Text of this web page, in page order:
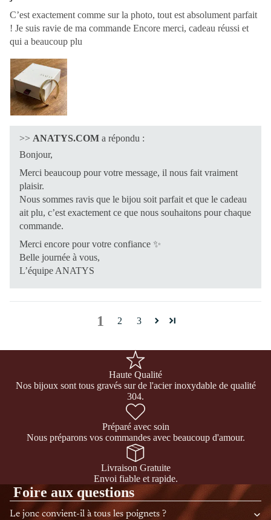
C’est exactement comme sur la photo, tout est absolument parfait
! Je suis ravie de ma commande Encore merci, cadeau réussi et
qui a beaucoup plu
>> ANATYS.COM a répondu :
Bonjour,
Merci beaucoup pour votre message, il nous fait vraiment
plaisir.
Nous sommes ravis que le bijou soit parfait et que le cadeau
ait plu, c’est exactement ce que nous souhaitons pour chaque
commande.
Merci encore pour votre confiance ✨
Belle journée à vous,
L’équipe ANATYS
1 2 3
Haute Qualité
Nos bijoux sont tous gravés sur de l'acier inoxydable de qualité
304.
Préparé avec soin
Nous préparons vos commandes avec beaucoup d'amour.
Livraison Gratuite
Envoi fiable et rapide.
Foire aux questions
Le jonc convient-il à tous les poignets ?